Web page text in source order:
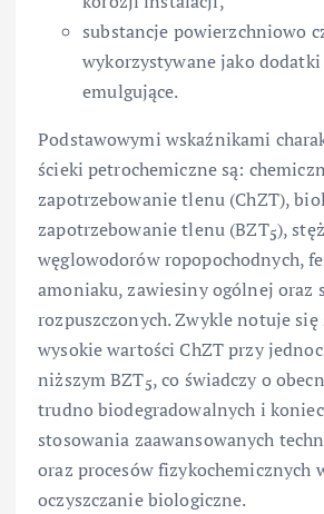
substancje powierzchniowo
wykorzystywane jako
emulgujące.
Podstawowymi wskaźnikami
ścieki petrochemiczne są:
zapotrzebowanie tlenu (ChZT),
zapotrzebowanie tlenu (BZT5),
węglowodorów ropopochodnych,
amoniaku, zawiesiny ogólnej oraz
rozpuszczonych. Zwykle notuje
wysokie wartości ChZT przy
niższym BZT5, co świadczy o
trudno biodegradowalnych i
stosowania zaawansowanych
oraz procesów fizykochemicznych
oczyszczanie biologiczne.